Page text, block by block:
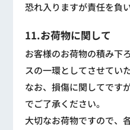
恐れ入りますが責任を負
11.お荷物に関して
お客様のお荷物の積み下
スの一環としてさせてい
なお、損傷に関してです
でご了承ください。
大切なお荷物ですので、